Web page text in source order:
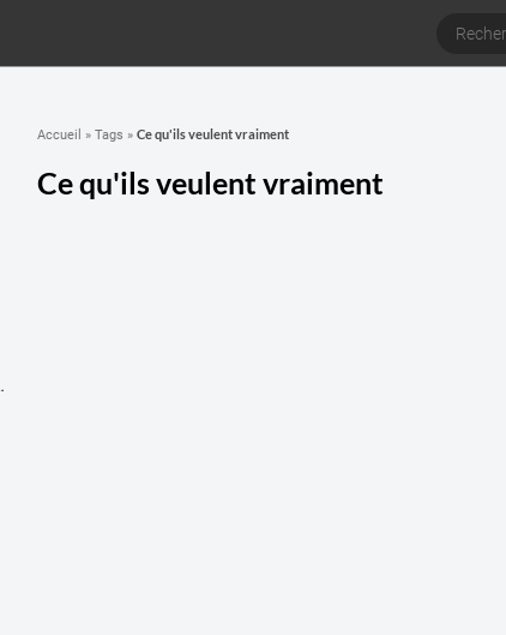
Accueil » Tags » Ce qu'ils veulent vraiment
Ce qu'ils veulent vraiment